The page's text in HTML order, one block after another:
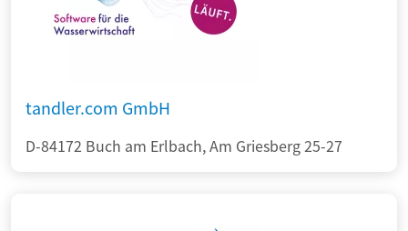
tandler.com GmbH
D-84172 Buch am Erlbach, Am Griesberg 25-27